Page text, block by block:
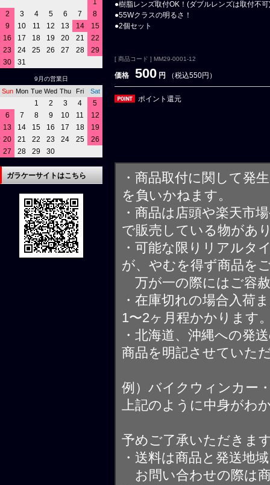
●樹脂レンズ取付OK！(ダブルレンズは取付不可
●55Wクラスの明るさ！
●2個セット
[ 商品コード ] MM29-0001-12
価格 500 円 （税込550円）
ポイント還元
・商品取付に関して発
を負いかねます。
・商品は店頭や楽天市
で販売している物があ
・可能な限りリアルタ
が、やむを得ず商品を
万が一の際にはご容
・在庫切れの場合入荷
1〜2ヶ月程かかります
・北海道、沖縄への発
商品を明記させていた
例）バイクウィンカー
上記のように中身がわ
予めご了承いただきま
・送料は商品と発送地
お問い合わせの際は
1
2
3 4 5 6 7
8
9
10 11 12 13 14
15
16
17 18 19 20 21
22
23
24 25 26 27 28
29
30
31
9月の営業日
Sun Mon Tue Wed Thu Fri Sat
1 2 3 4
5
6
7 8 9 10 11
12
13
14 15 16 17 18
19
20
21 22 23 24 25
26
27
28 29 30
ガラケーサイトはこちら